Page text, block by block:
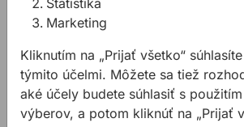
s rovným a vzduchotesným
pod.
Nosič skla je vyrobený v
hmota, ovláda sa iba jednou
má priemer 120 mm a je
Štatistika
Marketing
Kliknutím na „Prijať všetko“
týmito účelmi. Môžete sa tiež
aké účely budete súhlasiť s
výberov, a potom kliknúť na „Prijať